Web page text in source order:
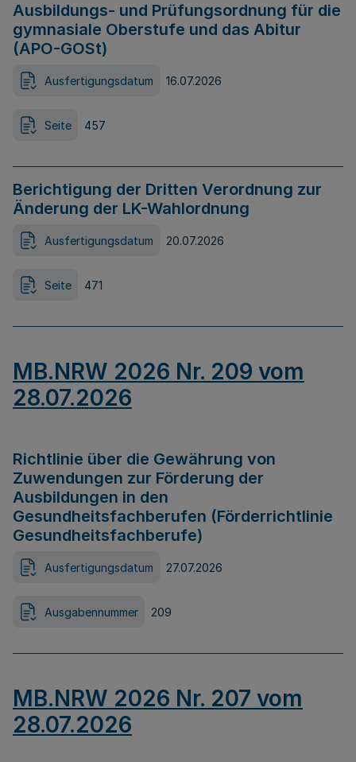
Ausbildungs- und Prüfungsordnung für die
gymnasiale Oberstufe und das Abitur
(APO-GOSt)
Ausfertigungsdatum 16.07.2026
Seite 457
Berichtigung der Dritten Verordnung zur
Änderung der LK-Wahlordnung
Ausfertigungsdatum 20.07.2026
Seite 471
MB.NRW 2026 Nr. 209 vom
28.07.2026
Richtlinie über die Gewährung von
Zuwendungen zur Förderung der
Ausbildungen in den
Gesundheitsfachberufen (Förderrichtlinie
Gesundheitsfachberufe)
Ausfertigungsdatum 27.07.2026
Ausgabennummer 209
MB.NRW 2026 Nr. 207 vom
28.07.2026